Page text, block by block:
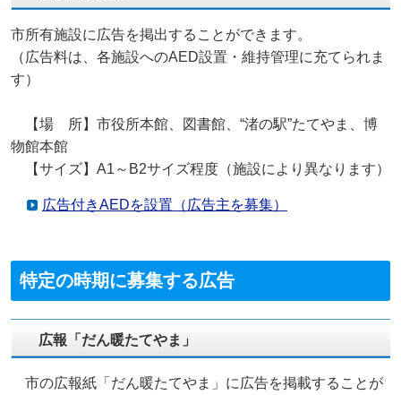
市所有施設に広告を掲出することができます。
（広告料は、各施設へのAED設置・維持管理に充てられま
す）
【場 所】市役所本館、図書館、“渚の駅”たてやま、博
物館本館
【サイズ】A1～B2サイズ程度（施設により異なります）
広告付きAEDを設置（広告主を募集）
特定の時期に募集する広告
広報「だん暖たてやま」
市の広報紙「だん暖たてやま」に広告を掲載することが